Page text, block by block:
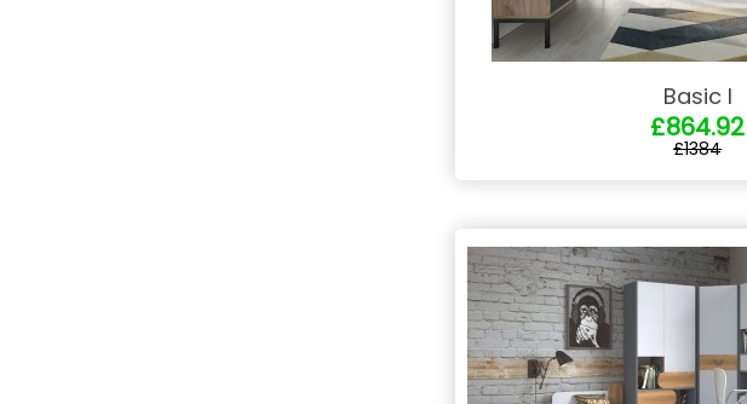
Basic I
£864.92
£1384